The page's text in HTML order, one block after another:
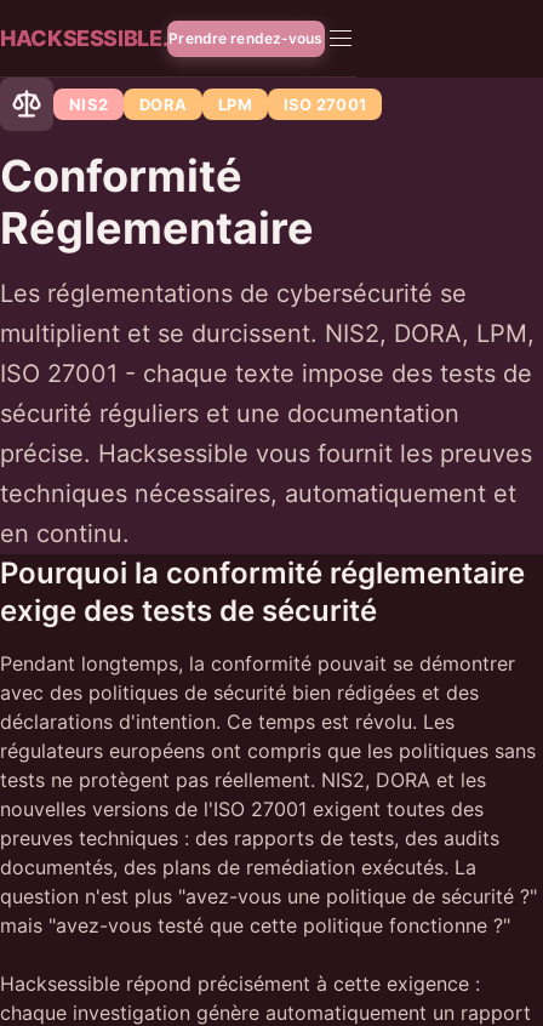
HACKSESSIBLE.Prendre rendez-vous
NIS2 DORA LPM ISO 27001
Conformité
Réglementaire
Les réglementations de cybersécurité se
multiplient et se durcissent. NIS2, DORA, LPM,
ISO 27001 - chaque texte impose des tests de
sécurité réguliers et une documentation
précise. Hacksessible vous fournit les preuves
techniques nécessaires, automatiquement et
en continu.
Pourquoi la conformité réglementaire
exige des tests de sécurité
Pendant longtemps, la conformité pouvait se démontrer
avec des politiques de sécurité bien rédigées et des
déclarations d'intention. Ce temps est révolu. Les
régulateurs européens ont compris que les politiques sans
tests ne protègent pas réellement. NIS2, DORA et les
nouvelles versions de l'ISO 27001 exigent toutes des
preuves techniques : des rapports de tests, des audits
documentés, des plans de remédiation exécutés. La
question n'est plus "avez-vous une politique de sécurité ?"
mais "avez-vous testé que cette politique fonctionne ?"
Hacksessible répond précisément à cette exigence :
chaque investigation génère automatiquement un rapport